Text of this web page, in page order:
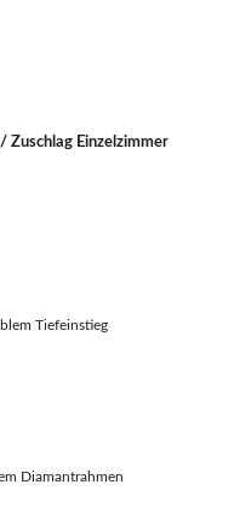
Zuschlag Einzelzimmer
Tiefeinstieg
Diamantrahmen